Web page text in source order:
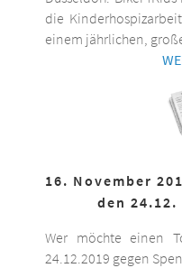
die
einem jährlichen,
16. November
den
Wer möchte einen
24.12.2019 gegen